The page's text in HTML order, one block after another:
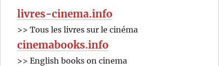
livres-cinema.info
>> Tous les livres sur le cinéma
cinemabooks.info
>> English books on cinema